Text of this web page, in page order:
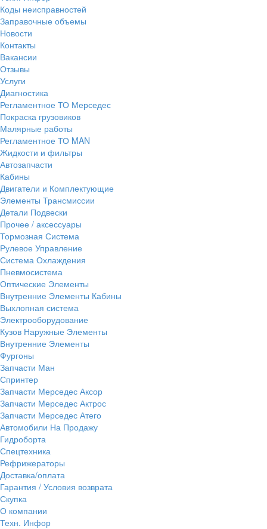
Коды неисправностей
Заправочные объемы
Новости
Контакты
Вакансии
Отзывы
Услуги
Диагностика
Регламентное ТО Мерседес
Покраска грузовиков
Малярные работы
Регламентное ТО MAN
Жидкости и фильтры
Автозапчасти
Кабины
Двигатели и Комплектующие
Элементы Трансмиссии
Детали Подвески
Прочее / аксессуары
Тормозная Система
Рулевое Управление
Система Охлаждения
Пневмосистема
Оптические Элементы
Внутренние Элементы Кабины
Выхлопная система
Электрооборудование
Кузов Наружные Элементы
Внутренние Элементы
Фургоны
Запчасти Ман
Спринтер
Запчасти Мерседес Аксор
Запчасти Мерседес Актрос
Запчасти Мерседес Атего
Автомобили На Продажу
Гидроборта
Спецтехника
Рефрижераторы
Доставка/оплата
Гарантия / Условия возврата
Скупка
О компании
Техн. Инфор